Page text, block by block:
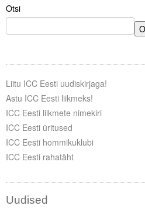
Publikatsioonid
Arvamus
Viidad
ICC WBO
ICC komisjonid
Digiraamatukogu
Juhendid ja väljaanded
Otsi
Liitu ICC Eesti uudiskirjaga!
Astu ICC Eesti liikmeks!
ICC Eesti liikmete nimekiri
ICC Eesti üritused
ICC Eesti hommikuklubi
ICC Eesti rahatäht
Uudised